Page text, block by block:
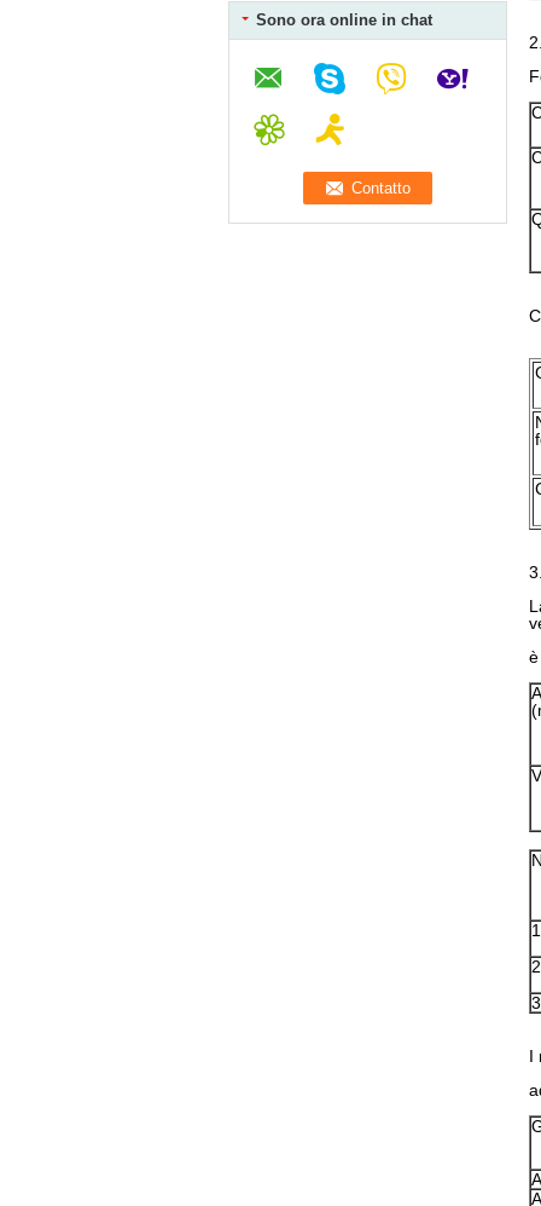
Sono ora online in chat
1
2
3
I